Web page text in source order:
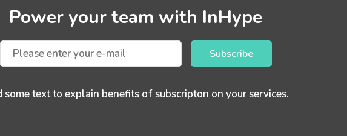
Power your team with InHype
Subscribe
some text to explain benefits of subscripton on your services.